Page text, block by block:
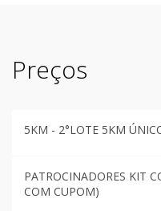
Preços
5KM - 2°LOTE 5KM
PATROCINADORES KIT
COM CUPOM)